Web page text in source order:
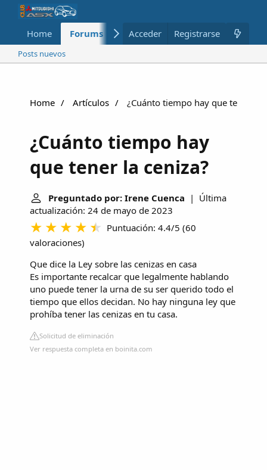
Home Forums Nuevo Miembros
Acceder Registrarse
Posts nuevos
Home Artículos ¿Cuánto tiempo hay que tener la
¿Cuánto tiempo hay
que tener la ceniza?
Preguntado por: Irene Cuenca | Última
actualización: 24 de mayo de 2023
Puntuación: 4.4/5 (60
valoraciones)
Que dice la Ley sobre las cenizas en casa
Es importante recalcar que legalmente hablando
uno puede tener la urna de su ser querido todo el
tiempo que ellos decidan. No hay ninguna ley que
prohíba tener las cenizas en tu casa.
Solicitud de eliminación
Ver respuesta completa en boinita.com